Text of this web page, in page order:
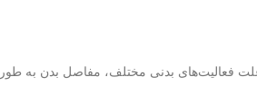
فعالیت‌های بدنی مختلف، مفاصل بدن به